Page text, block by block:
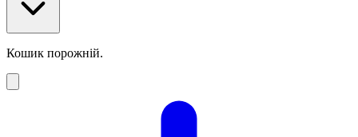
Кошик порожній.